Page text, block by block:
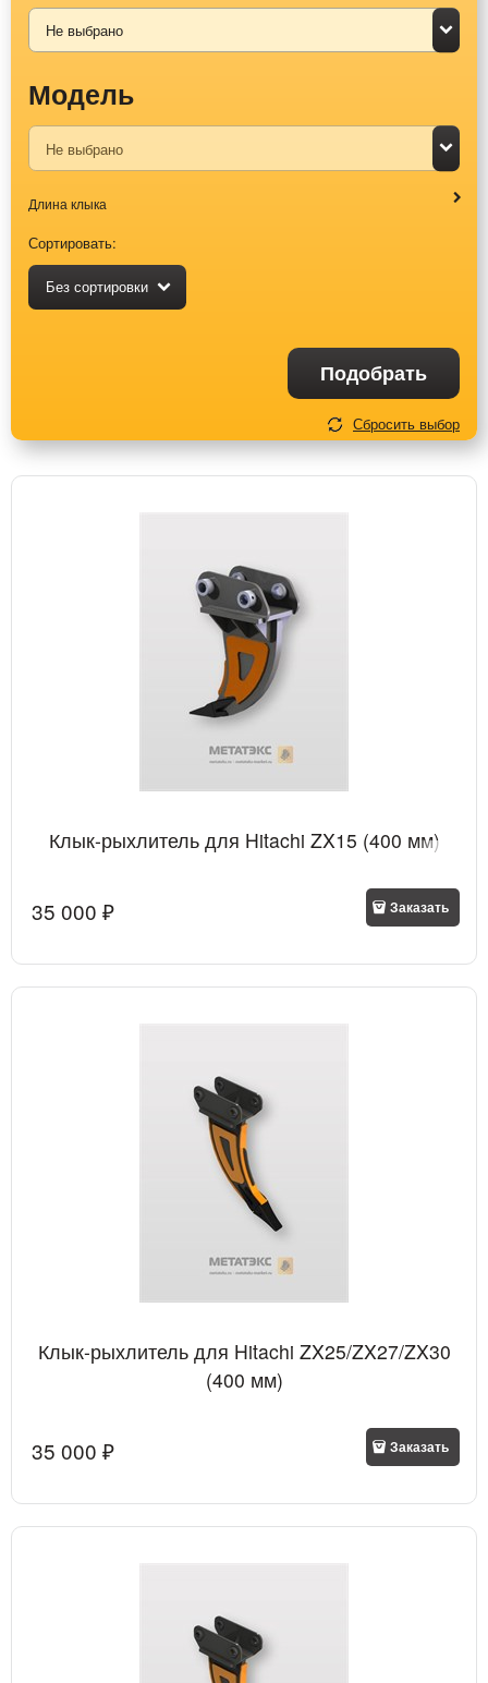
Модель
Длина клыка
Сортировать:
Без сортировки
Подобрать
Сбросить выбор
Клык-рыхлитель для Hitachi ZX15 (400 мм)
35 000 ₽ Заказать
Клык-рыхлитель для Hitachi ZX25/ZX27/ZX30
(400 мм)
35 000 ₽ Заказать